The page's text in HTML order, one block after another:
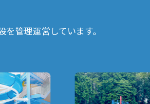
管理運営しています。